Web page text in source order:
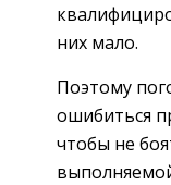
них мало.
Поэтому
ошибиться
чтобы не